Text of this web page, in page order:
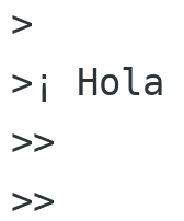
>
>¡
>>
>>